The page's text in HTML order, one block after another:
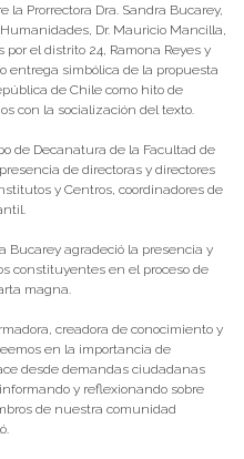
Prorrectora Dra. Sandra Bucarey,
Dr. Mauricio Mancilla,
el distrito 24, Ramona Reyes y
entrega simbólica de la propuesta
de Chile como hito de
con la socialización del texto.
de Decanatura de la Facultad de
de directoras y directores
y Centros, coordinadores de
Bucarey agradeció la presencia y
constituyentes en el proceso de
magna.
creadora de conocimiento y
en la importancia de
desde demandas ciudadanas
y reflexionando sobre
de nuestra comunidad